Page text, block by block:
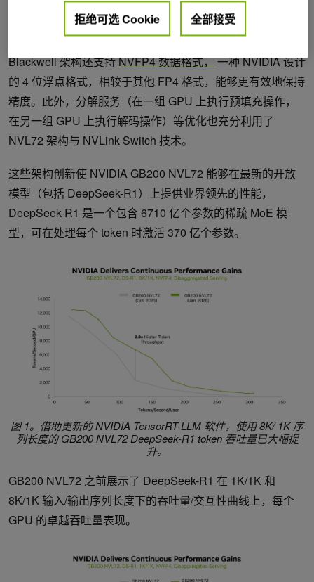
MoE 架构的模型进行优化，能够高效支持专家间频繁的数据
交换，以实现高效的 token 生成。
Blackwell 架构还支持NVFP4 数据格式，一种 NVIDIA 设计
的 4 位浮点格式，相较于其他 FP4 格式，能够更有效地保持
精度。此外，分解服务（在一组 GPU 上执行预填充操作，
在另一组 GPU 上执行解码操作）等优化也充分利用了
NVL72 架构与 NVLink Switch 技术。
这些架构创新使 NVIDIA GB200 NVL72 能够在最新的开放
模型（包括 DeepSeek-R1）上提供业界领先的性能，
DeepSeek-R1 是一个包含 6710 亿个参数的稀疏 MoE 模
型，可在处理每个 token 时激活 370 亿个参数。
图 1。借助更新的 NVIDIA TensorRT-LLM 软件，使用 8K/ 1K 序
列长度的 GB200 NVL72 DeepSeek-R1 token 吞吐量已大幅提
升。
GB200 NVL72 之前展示了 DeepSeek-R1 在 1K/1K 和
8K/1K 输入/输出序列长度下的吞吐量/交互性曲线上，每个
GPU 的卓越吞吐量表现。
拒绝可选 Cookie 全部接受